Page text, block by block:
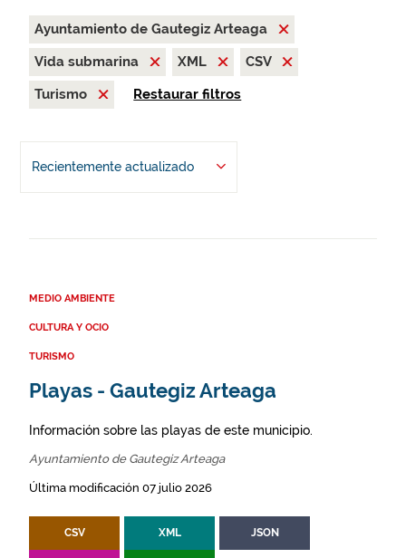
Ayuntamiento de Gautegiz Arteaga
Vida submarina
XML
CSV
Turismo
Restaurar filtros
Recientemente actualizado
MEDIO AMBIENTE
CULTURA Y OCIO
TURISMO
Playas - Gautegiz Arteaga
Información sobre las playas de este municipio.
Ayuntamiento de Gautegiz Arteaga
Última modificación 07 julio 2026
CSV XML JSON